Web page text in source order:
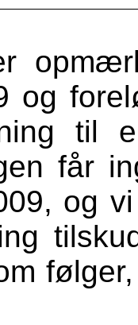
og
til
får
og